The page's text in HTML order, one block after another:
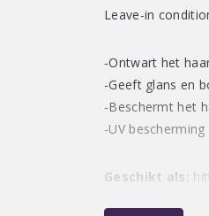
Leave-in
-Ontwart het
-Geeft glans en
-Beschermt het
-UV bescherming
Geschikt als: